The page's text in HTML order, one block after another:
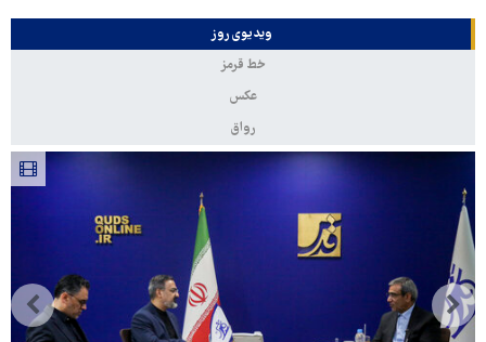
ویدیوی روز
خط قرمز
عکس
رواق